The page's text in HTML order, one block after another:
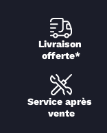
Livraison
offerte*
Service après
vente